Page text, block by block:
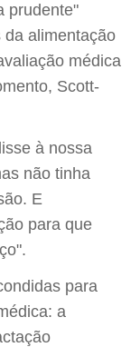
prudente"
alimentação
médica
Scott-
à nossa
não tinha
E
para que
para
a